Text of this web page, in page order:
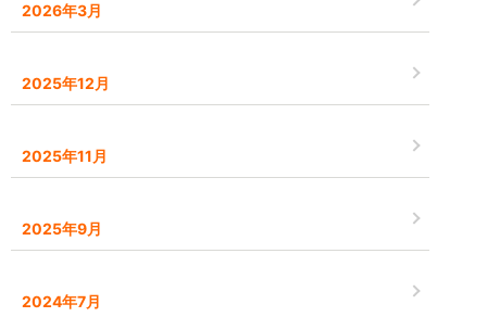
2026年3月
2025年12月
2025年11月
2025年9月
2024年7月